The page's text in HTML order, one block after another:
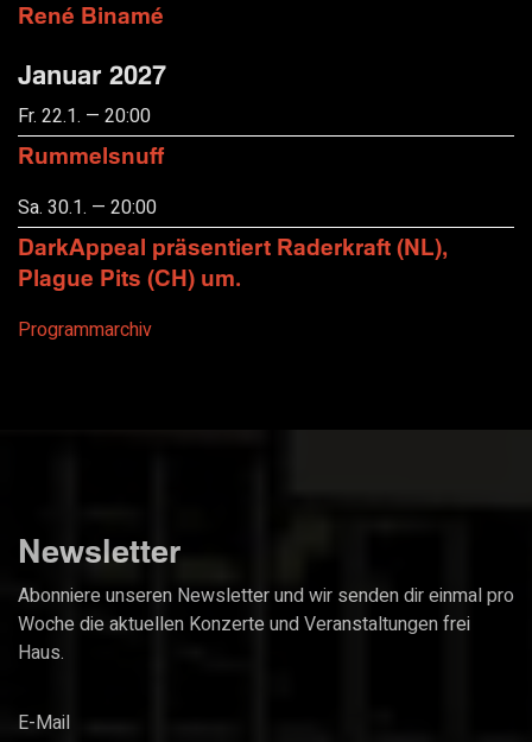
René Binamé
Januar 2027
Fr. 22.1. — 20:00
Rummelsnuff
Sa. 30.1. — 20:00
DarkAppeal präsentiert Raderkraft (NL),
Plague Pits (CH) um.
Programmarchiv
Newsletter
Abonniere unseren Newsletter und wir senden dir einmal pro
Woche die aktuellen Konzerte und Veranstaltungen frei
Haus.
E-Mail